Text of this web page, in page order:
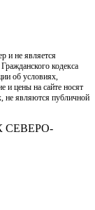
и не является
кодекса
об условиях,
и цены на сайте носят
не являются публичной
СЕВЕРО-